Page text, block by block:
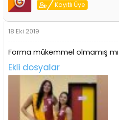
Kayıtlı Üye
18 Eki 2019
Forma mükemmel olmamış mı
Ekli dosyalar